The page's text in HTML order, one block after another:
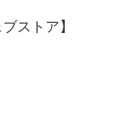
ストア】